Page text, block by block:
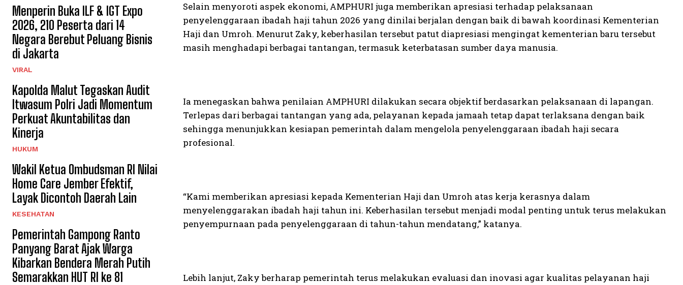
Menperin Buka ILF & IGT Expo
2026, 210 Peserta dari 14
Negara Berebut Peluang Bisnis
di Jakarta
VIRAL
Kapolda Malut Tegaskan Audit
Itwasum Polri Jadi Momentum
Perkuat Akuntabilitas dan
Kinerja
HUKUM
Wakil Ketua Ombudsman RI Nilai
Home Care Jember Efektif,
Layak Dicontoh Daerah Lain
KESEHATAN
Pemerintah Gampong Ranto
Panyang Barat Ajak Warga
Kibarkan Bendera Merah Putih
Semarakkan HUT RI ke 81
Selain menyoroti aspek ekonomi, AMPHURI juga memberikan apresiasi terhadap pelaksanaan
penyelenggaraan ibadah haji tahun 2026 yang dinilai berjalan dengan baik di bawah koordinasi Kementerian
Haji dan Umroh. Menurut Zaky, keberhasilan tersebut patut diapresiasi mengingat kementerian baru tersebut
masih menghadapi berbagai tantangan, termasuk keterbatasan sumber daya manusia.
Ia menegaskan bahwa penilaian AMPHURI dilakukan secara objektif berdasarkan pelaksanaan di lapangan.
Terlepas dari berbagai tantangan yang ada, pelayanan kepada jamaah tetap dapat terlaksana dengan baik
sehingga menunjukkan kesiapan pemerintah dalam mengelola penyelenggaraan ibadah haji secara
profesional.
“Kami memberikan apresiasi kepada Kementerian Haji dan Umroh atas kerja kerasnya dalam
menyelenggarakan ibadah haji tahun ini. Keberhasilan tersebut menjadi modal penting untuk terus melakukan
penyempurnaan pada penyelenggaraan di tahun-tahun mendatang,” katanya.
Lebih lanjut, Zaky berharap pemerintah terus melakukan evaluasi dan inovasi agar kualitas pelayanan haji